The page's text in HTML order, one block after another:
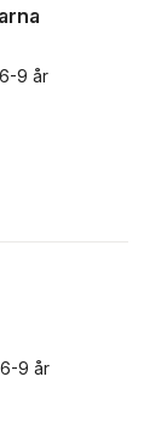
9 år
röster:
9 år
röster: